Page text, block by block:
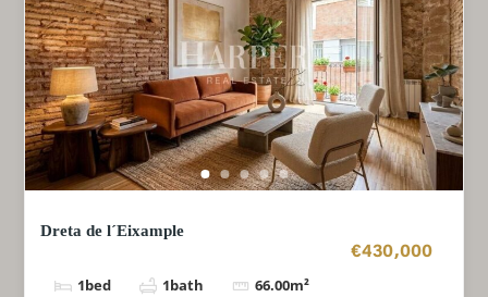
Dreta de l´Eixample
€430,000
1bed 1bath 66.00m²